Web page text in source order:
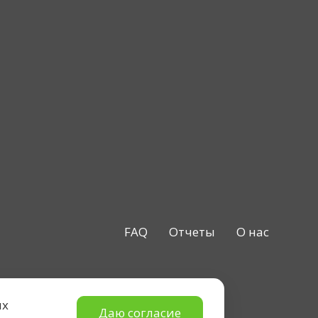
О нас
Отчеты
FAQ
Даю согласие